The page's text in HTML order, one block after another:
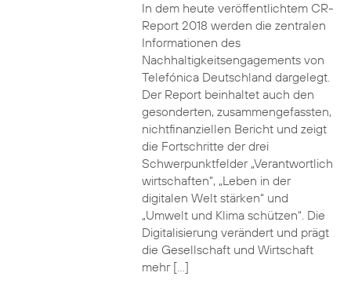
In dem heute veröffentlichtem CR-
Report 2018 werden die zentralen
Informationen des
Nachhaltigkeitsengagements von
Telefónica Deutschland dargelegt.
Der Report beinhaltet auch den
gesonderten, zusammengefassten,
nichtfinanziellen Bericht und zeigt
die Fortschritte der drei
Schwerpunktfelder „Verantwortlich
wirtschaften“, „Leben in der
digitalen Welt stärken“ und
„Umwelt und Klima schützen“. Die
Digitalisierung verändert und prägt
die Gesellschaft und Wirtschaft
mehr […]